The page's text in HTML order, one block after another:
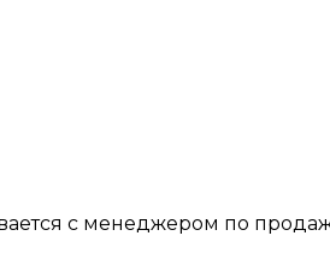
с менеджером по